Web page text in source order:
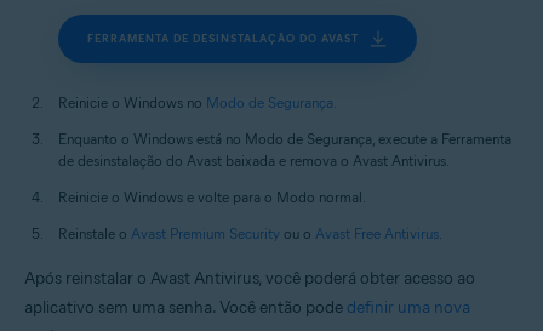
FERRAMENTA DE DESINSTALAÇÃO DO AVAST
Reinicie o Windows no Modo de Segurança.
Enquanto o Windows está no Modo de Segurança, execute a Ferramenta
de desinstalação do Avast baixada e remova o Avast Antivirus.
Reinicie o Windows e volte para o Modo normal.
Reinstale o Avast Premium Security ou o Avast Free Antivirus.
Após reinstalar o Avast Antivirus, você poderá obter acesso ao
aplicativo sem uma senha. Você então pode definir uma nova